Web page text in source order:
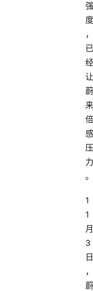
强
度
，
已
经
让
蔚
来
倍
感
压
力
。
1
1
月
3
日
，
蔚